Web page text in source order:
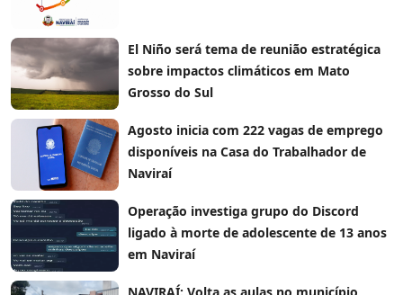
El Niño será tema de reunião estratégica
sobre impactos climáticos em Mato
Grosso do Sul
Agosto inicia com 222 vagas de emprego
disponíveis na Casa do Trabalhador de
Naviraí
Operação investiga grupo do Discord
ligado à morte de adolescente de 13 anos
em Naviraí